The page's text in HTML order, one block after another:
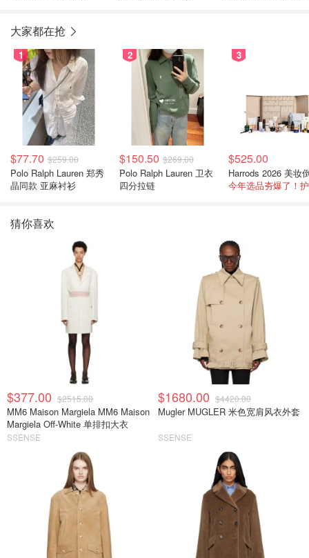
大家都在抢
1
$77.70 $259.00
Polo Ralph Lauren 郑秀
晶同款 亚麻衬衫
2
$150.50 $269.00
Polo Ralph Lauren 卫衣
四分拉链
3
$525.00
猜你喜欢
$377.00 $2515.00
MM6 Maison Margiela MM6 Maison
Margiela Off-White 单排扣大衣
SSENSE
$1680.00 $4420.00
Mugler MUGLER 米色宽肩风衣外套
SSENSE